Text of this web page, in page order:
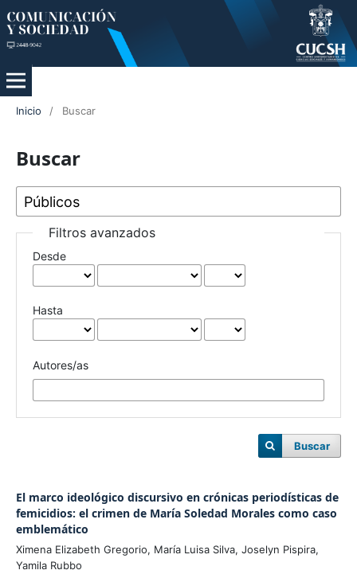
Inicio / Buscar
Buscar
Filtros avanzados
Desde
Hasta
Autores/as
Buscar
El marco ideológico discursivo en crónicas periodísticas de
femicidios: el crimen de María Soledad Morales como caso
emblemático
Ximena Elizabeth Gregorio, María Luisa Silva, Joselyn Pispira,
Yamila Rubbo